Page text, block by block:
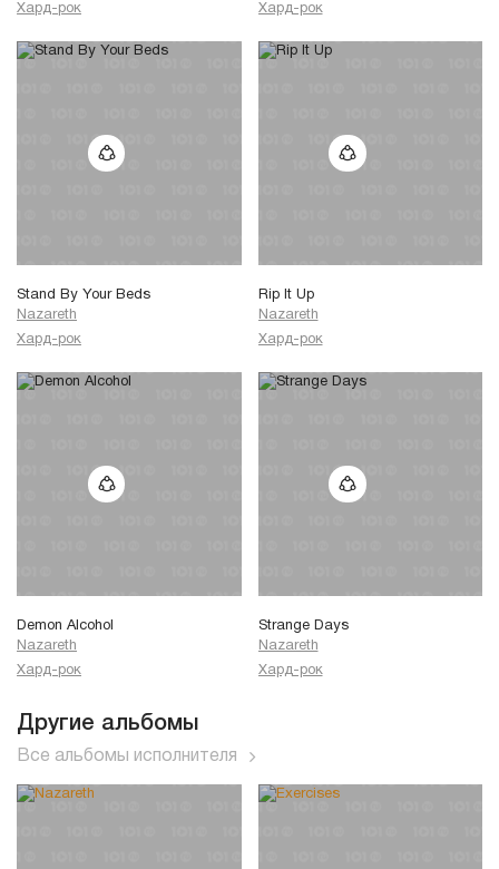
Хард-рок
Хард-рок
Stand By Your Beds
Nazareth
Хард-рок
Rip It Up
Nazareth
Хард-рок
Demon Alcohol
Nazareth
Хард-рок
Strange Days
Nazareth
Хард-рок
Другие альбомы
Все альбомы исполнителя